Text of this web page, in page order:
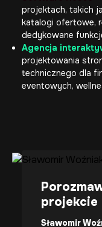
projektach, takich
katalogi ofertowe,
dedykowane
Agencja
projektowania
technicznego dla
eventowych,
projekcie
Sławomir